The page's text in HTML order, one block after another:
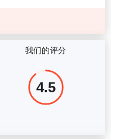
我们的评分
4.5